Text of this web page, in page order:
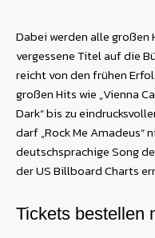
Dabei werden alle großen
vergessene Titel auf die
reicht von den frühen
großen Hits wie „Vienna
Dark“ bis zu
darf „Rock Me Amadeus“
deutschsprachige Song
der US Billboard Charts
Tickets bestellen